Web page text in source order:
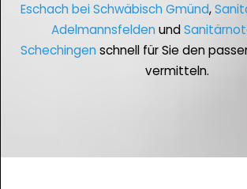
Eschach bei Schwäbisch Gmünd,
Adelmannsfelden und
Schechingen schnell für Sie den
vermitteln.